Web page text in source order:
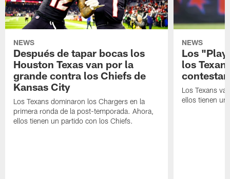
NEWS
Después de tapar bocas los
Houston Texas van por la
grande contra los Chiefs de
Kansas City
Los Texans dominaron los Chargers en la
primera ronda de la post-temporada. Ahora,
ellos tienen un partido con los Chiefs.
NEWS
Los
los
contestar
Los Texans
ellos tienen un